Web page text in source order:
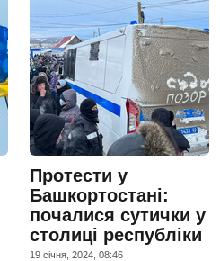
Протести у
Башкортостані:
почалися сутички у
столиці республіки
19 сiчня, 2024, 08:46